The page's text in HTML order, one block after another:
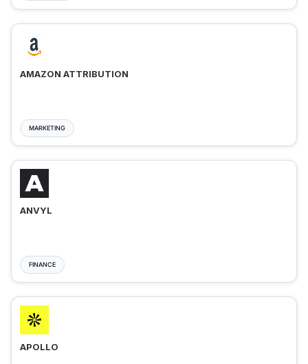
AMAZON ATTRIBUTION
MARKETING
ANVYL
FINANCE
APOLLO